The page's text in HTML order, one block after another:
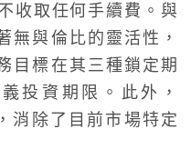
收取任何手續費。與
無與倫比的靈活性，
目標在其三種鎖定期
投資期限。此外，
消除了目前市場特定